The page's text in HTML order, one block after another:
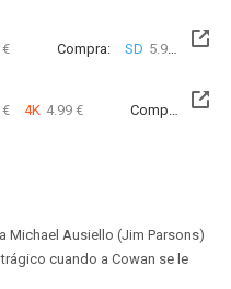
€ Compra: SD 5.99 € HD
€ 4K 4.99 € Compra: SD
Michael Ausiello (Jim Parsons)
cuando a Cowan se le